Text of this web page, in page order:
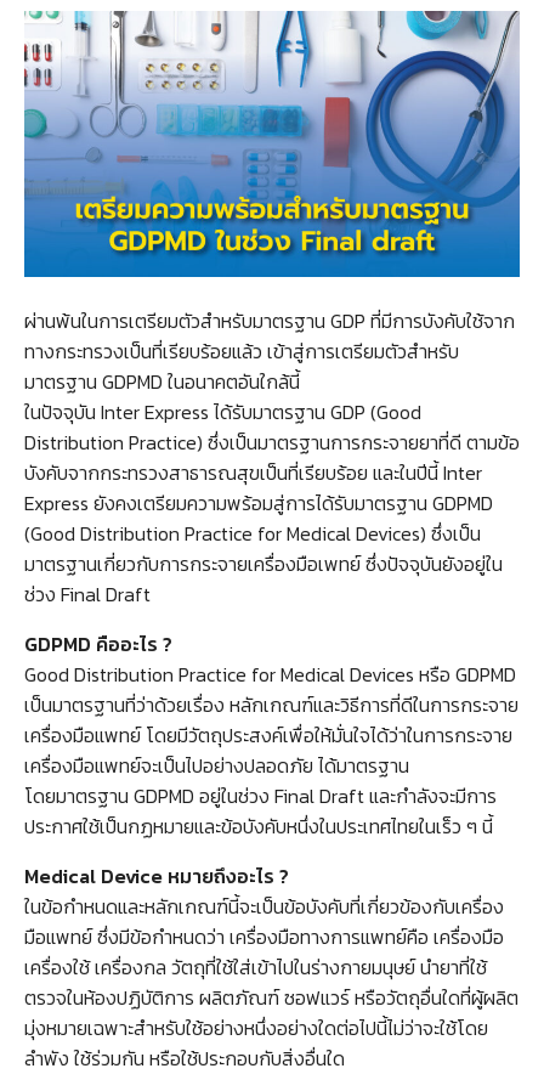
ผ่านพ้นในการเตรียมตัวสำหรับมาตรฐาน GDP ที่มีการบังคับใช้จาก
ทางกระทรวงเป็นที่เรียบร้อยแล้ว เข้าสู่การเตรียมตัวสำหรับ
มาตรฐาน GDPMD ในอนาคตอันใกล้นี้
ในปัจจุบัน Inter Express ได้รับมาตรฐาน GDP (Good
Distribution Practice) ซึ่งเป็นมาตรฐานการกระจายยาที่ดี ตามข้อ
บังคับจากกระทรวงสาธารณสุขเป็นที่เรียบร้อย และในปีนี้ Inter
Express ยังคงเตรียมความพร้อมสู่การได้รับมาตรฐาน GDPMD
(Good Distribution Practice for Medical Devices) ซึ่งเป็น
มาตรฐานเกี่ยวกับการกระจายเครื่องมือเพทย์ ซึ่งปัจจุบันยังอยู่ใน
ช่วง Final Draft
GDPMD คืออะไร ?
Good Distribution Practice for Medical Devices หรือ GDPMD
เป็นมาตรฐานที่ว่าด้วยเรื่อง หลักเกณฑ์และวิธีการที่ดีในการกระจาย
เครื่องมือแพทย์ โดยมีวัตถุประสงค์เพื่อให้มั่นใจได้ว่าในการกระจาย
เครื่องมือแพทย์จะเป็นไปอย่างปลอดภัย ได้มาตรฐาน
โดยมาตรฐาน GDPMD อยู่ในช่วง Final Draft และกำลังจะมีการ
ประกาศใช้เป็นกฏหมายและข้อบังคับหนึ่งในประเทศไทยในเร็ว ๆ นี้
Medical Device หมายถึงอะไร ?
ในข้อกำหนดและหลักเกณฑ์นี้จะเป็นข้อบังคับที่เกี่ยวข้องกับเครื่อง
มือแพทย์ ซึ่งมีข้อกำหนดว่า เครื่องมือทางการแพทย์คือ เครื่องมือ
เครื่องใช้ เครื่องกล วัตถุที่ใช้ใส่เข้าไปในร่างกายมนุษย์ นำยาที่ใช้
ตรวจในห้องปฏิบัติการ ผลิตภัณฑ์ ซอฟแวร์ หรือวัตถุอื่นใดที่ผู้ผลิต
มุ่งหมายเฉพาะสำหรับใช้อย่างหนึ่งอย่างใดต่อไปนี้ไม่ว่าจะใช้โดย
ลำพัง ใช้ร่วมกัน หรือใช้ประกอบกับสิ่งอื่นใด